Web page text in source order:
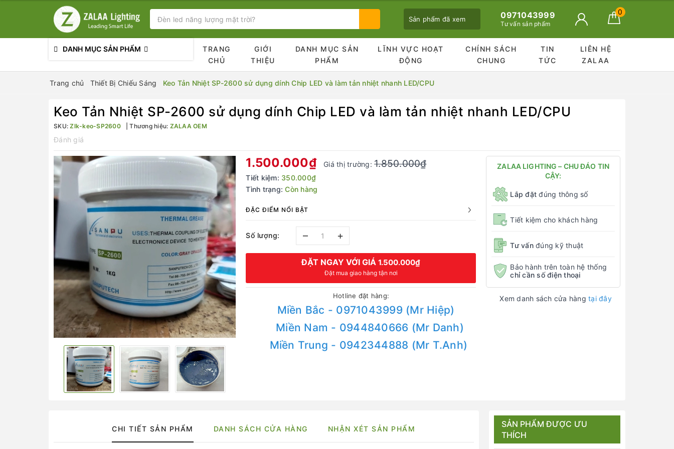
Sản phẩm đã xem
Bạn chưa xem sản phẩm nào
0971043999
Tư vấn sản phẩm
0
DANH MỤC SẢN PHẨM
TRANG
CHỦ
GIỚI
THIỆU
DANH MỤC SẢN
PHẨM
LĨNH VỰC HOẠT
ĐỘNG
CHÍNH SÁCH
CHUNG
TIN
TỨC
LIÊN HỆ
ZALAA
Trang chủ Thiết Bị Chiếu Sáng Keo Tản Nhiệt SP-2600 sử dụng dính Chip LED và làm tản nhiệt nhanh LED/CPU
Keo Tản Nhiệt SP-2600 sử dụng dính Chip LED và làm tản nhiệt nhanh LED/CPU
SKU:Zlk-keo-SP2600 Thương hiệu: ZALAA OEM
Đánh giá
1.500.000₫ Giá thị trường:1.850.000₫
Tiết kiệm: 350.000₫
Tình trạng: Còn hàng
ĐẶC ĐIỂM NỔI BẬT
Số lượng: – +
ĐẶT NGAY VỚI GIÁ1.500.000₫
Đặt mua giao hàng tận nơi
Hotline đặt hàng:
Miền Bắc - 0971043999 (Mr Hiệp)
Miền Nam - 0944840666 (Mr Danh)
Miền Trung - 0942344888 (Mr T.Anh)
ZALAA LIGHTING – CHU ĐÁO TIN
CẬY:
Lắp đặt đúng thông số
Tiết kiệm cho khách hàng
Tư vấnđúng kỹ thuật
Bảo hành trên toàn hệ thống
chỉ cần số điện thoại
Xem danh sách cửa hàngtại đây
CHI TIẾT SẢN PHẨM DANH SÁCH CỬA HÀNG NHẬN XÉT SẢN PHẨM
SẢN PHẨM ĐƯỢC ƯU
THÍCH